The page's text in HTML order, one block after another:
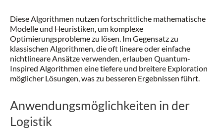
Diese Algorithmen nutzen fortschrittliche mathematische
Modelle und Heuristiken, um komplexe
Optimierungsprobleme zu lösen. Im Gegensatz zu
klassischen Algorithmen, die oft lineare oder einfache
nichtlineare Ansätze verwenden, erlauben Quantum-
Inspired Algorithmen eine tiefere und breitere Exploration
möglicher Lösungen, was zu besseren Ergebnissen führt.
Anwendungsmöglichkeiten in der
Logistik